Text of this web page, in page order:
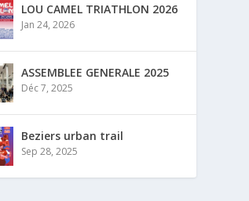
LOU CAMEL TRIATHLON 2026
Jan 24, 2026
ASSEMBLEE GENERALE 2025
Déc 7, 2025
Beziers urban trail
Sep 28, 2025